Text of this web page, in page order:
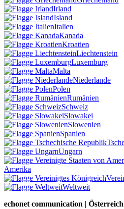
Irland
Island
Italien
Kanada
Kroatien
Liechtenstein
Luxemburg
Malta
Niederlande
Polen
Rumänien
Schweiz
Slowakei
Slowenien
Spanien
Ungarn
Amerika
Weltweit
echonet communication | Österreich